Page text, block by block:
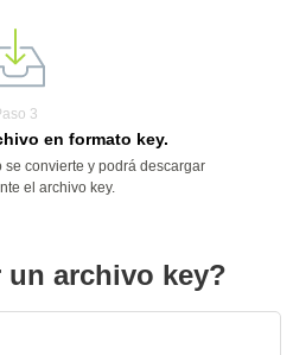
3
en formato key.
se convierte y podrá descargar
el archivo key.
archivo key?